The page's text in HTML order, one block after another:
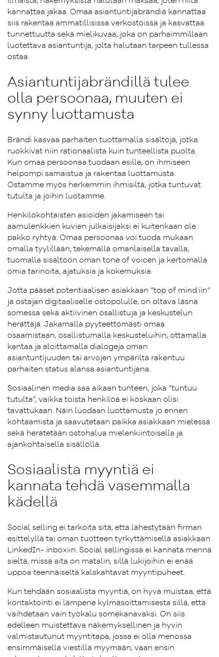
kannattaa jakaa. Omaa asiantuntijabrändiä kannattaa
siis rakentaa ammatillisissa verkostoissa ja kasvattaa
tunnettuutta sekä mielikuvaa, joka on parhaimmillaan
luotettava asiantuntija, jolta halutaan tarpeen tullessa
ostaa.
Asiantuntijabrändillä tulee
olla persoonaa, muuten ei
synny luottamusta
Brändi kasvaa parhaiten tuottamalla sisältöjä, jotka
ruokkivat niin rationaalista kuin tunteellista puolta.
Kun omaa persoonaa tuodaan esille, on ihmiseen
helpompi samaistua ja rakentaa luottamusta.
Ostamme myös herkemmin ihmisiltä, jotka tuntuvat
tutulta ja joihin luotamme.
Henkilökohtaisten asioiden jakamiseen tai
aamulenkkien kuvien julkaisijaksi ei kuitenkaan ole
pakko ryhtyä. Omaa persoonaa voi tuoda mukaan
omalla tyylillään; tekemällä omanlaisella tavalla,
tuomalla sisältöön oman tone of voicen ja kertomalla
omia tarinoita, ajatuksia ja kokemuksia.
Jotta pääset potentiaalisen asiakkaan ”top of mind:iin”
ja ostajan digitaaliselle ostopolulle, on oltava läsnä
somessa sekä aktiivinen osallistuja ja keskustelun
herättäjä. Jakamalla pyyteettömästi omaa
osaamistaan, osallistumalla keskusteluihin, ottamalla
kantaa ja aloittamalla dialogeja oman
asiantuntijuuden tai arvojen ympäriltä rakentuu
parhaiten status alansa asiantuntijana.
Sosiaalinen media saa aikaan tunteen, joka ”tuntuu
tutulta”, vaikka toista henkilöä ei koskaan olisi
tavattukaan. Näin luodaan luottamusta jo ennen
kohtaamista ja saavutetaan paikka asiakkaan mielessä
sekä herätetään ostohalua mielenkiintoisella ja
ajankohtaisella sisällöllä.
Sosiaalista myyntiä ei
kannata tehdä vasemmalla
kädellä
Social selling ei tarkoita sitä, että lähestytään firman
esittelyllä tai oman tuotteen tyrkyttämisellä asiakkaan
LinkedIn- inboxiin. Social sellingissä ei kannata mennä
sieltä, missä aita on matalin, sillä lukijoihin ei enää
uppoa teennäiseltä kalskahtavat myyntipuheet.
Kun tehdään sosiaalista myyntiä, on hyvä muistaa, että
kontaktointi ei lämpene kylmäsoittamisesta sillä, että
vaihdetaan vain työkalu somekanavaksi. On siis
edelleen muistettava näkemyksellinen ja hyvin
valmistautunut myyntitapa, jossa ei olla menossa
ensimmäisellä viestillä myymään, vaan ensin